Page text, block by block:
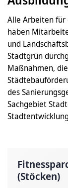
Alle Arbeiten für
haben
und
Stadtgrün
Maßnahmen,
des
Sachgebiet
(Stöcken)